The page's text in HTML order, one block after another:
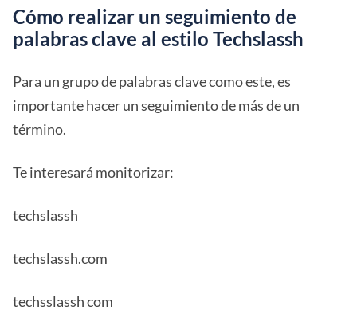
Cómo realizar un seguimiento de
palabras clave al estilo Techslassh
Para un grupo de palabras clave como este, es
importante hacer un seguimiento de más de un
término.
Te interesará monitorizar:
techslassh
techslassh.com
techsslassh com